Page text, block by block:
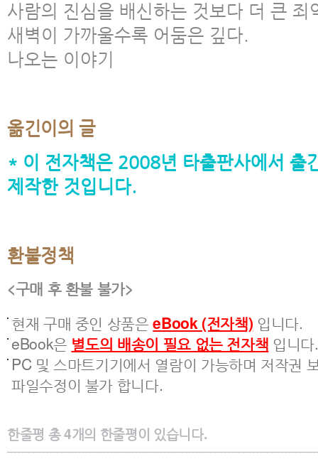
사람의 진심을 배신하는 것보다 더 큰
새벽이 가까울수록 어둠은 깊다.
나오는 이야기
옮긴이의 글
* 이 전자책은 2008년 타출판사에서 출
제작한 것입니다.
환불정책
<구매 후 환불 불가>
현재 구매 중인 상품은eBook (전자책) 입니다.
eBook은 별도의 배송이 필요 없는 전자책 입니다.
PC 및 스마트기기에서 열람이 가능하며 저작권
파일수정이 불가 합니다.
한줄평 총4개의 한줄평이 있습니다.